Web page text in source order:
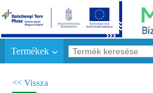
Termékek
<< Vissza